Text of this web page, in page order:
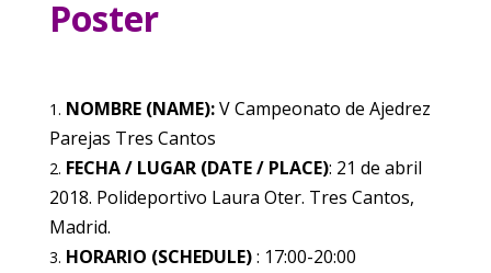
Poster
NOMBRE (NAME):V Campeonato de Ajedrez
Parejas Tres Cantos
FECHA / LUGAR (DATE / PLACE): 21 de abril
2018. Polideportivo Laura Oter. Tres Cantos,
Madrid.
HORARIO (SCHEDULE): 17:00-20:00